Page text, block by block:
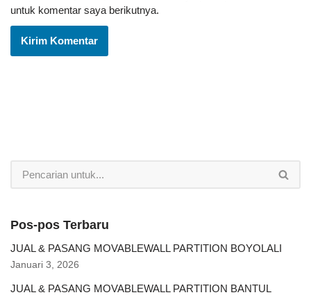
untuk komentar saya berikutnya.
Pos-pos Terbaru
JUAL & PASANG MOVABLEWALL PARTITION BOYOLALI
Januari 3, 2026
JUAL & PASANG MOVABLEWALL PARTITION BANTUL